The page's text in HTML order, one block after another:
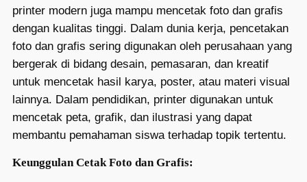
printer modern juga mampu mencetak foto dan grafis
dengan kualitas tinggi. Dalam dunia kerja, pencetakan
foto dan grafis sering digunakan oleh perusahaan yang
bergerak di bidang desain, pemasaran, dan kreatif
untuk mencetak hasil karya, poster, atau materi visual
lainnya. Dalam pendidikan, printer digunakan untuk
mencetak peta, grafik, dan ilustrasi yang dapat
membantu pemahaman siswa terhadap topik tertentu.
Keunggulan Cetak Foto dan Grafis: